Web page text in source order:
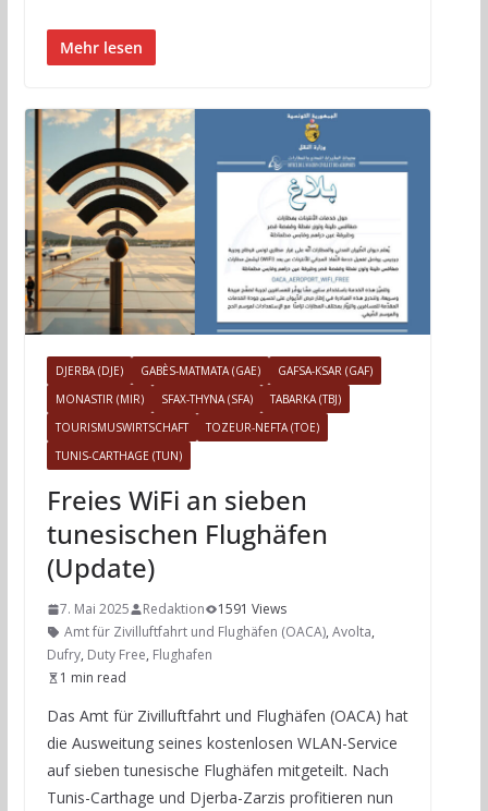
Mehr lesen
DJERBA (DJE) GABÈS-MATMATA (GAE)
GAFSA-KSAR (GAF)
MONASTIR (MIR)
SFAX-THYNA (SFA)
TABARKA (TBJ)
TOURISMUSWIRTSCHAFT
TOZEUR-NEFTA (TOE)
TUNIS-CARTHAGE (TUN)
Freies WiFi an sieben
tunesischen Flughäfen
(Update)
7. Mai 2025 Redaktion
1591 Views
Amt für Zivilluftfahrt und Flughäfen (OACA), Avolta,
Dufry, Duty Free, Flughafen
1 min read
Das Amt für Zivilluftfahrt und Flughäfen (OACA) hat
die Ausweitung seines kostenlosen WLAN-Service
auf sieben tunesische Flughäfen mitgeteilt. Nach
Tunis-Carthage und Djerba-Zarzis profitieren nun